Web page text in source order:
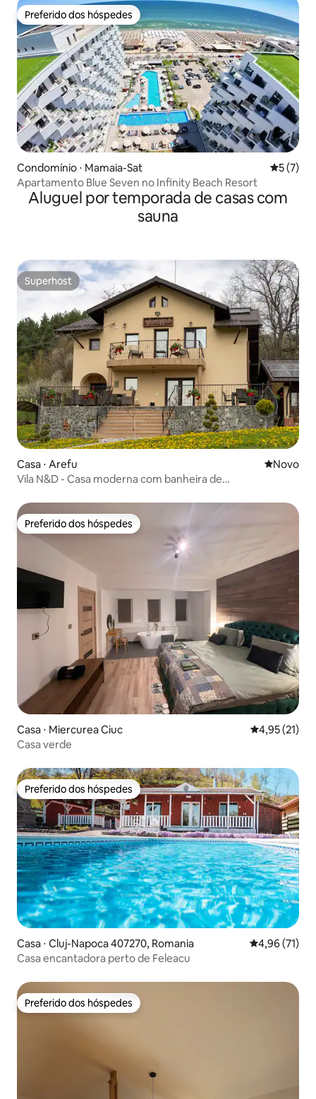
Preferido dos hóspedes
Preferido dos hóspedes
Condomínio ⋅ Mamaia-Sat 5 de
5 (7)
Apartamento Blue Seven no Infinity Beach Resort
Aluguel por temporada de casas com
sauna
Superhost
Superhost
Casa ⋅ Arefu Novo
Novo
Vila N&D - Casa moderna com banheira de
Preferido dos hóspedes
Preferido dos hóspedes
Casa ⋅ Miercurea Ciuc 4,95 de uma
4,95 (21)
Casa verde
Preferido dos hóspedes
Preferido dos hóspedes
Casa ⋅ Cluj-Napoca 407270, Romania 4,96 de uma
4,96 (71)
Casa encantadora perto de Feleacu
Preferido dos hóspedes
Preferido dos hóspedes